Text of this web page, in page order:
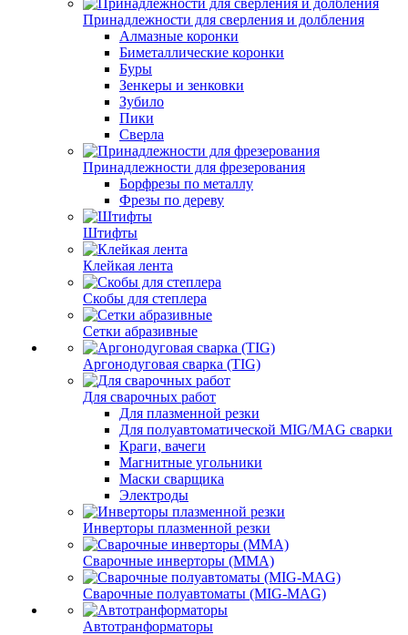
Принадлежности для сверления и долбления
Алмазные коронки
Биметаллические коронки
Буры
Зенкеры и зенковки
Зубило
Пики
Сверла
Принадлежности для фрезерования
Борфрезы по металлу
Фрезы по дереву
Штифты
Клейкая лента
Скобы для степлера
Сетки абразивные
Аргонодуговая сварка (TIG)
Для сварочных работ
Для плазменной резки
Для полуавтоматической MIG/MAG сварки
Краги, вачеги
Магнитные угольники
Маски сварщика
Электроды
Инверторы плазменной резки
Сварочные инверторы (MMA)
Сварочные полуавтоматы (MIG-MAG)
Автотранформаторы